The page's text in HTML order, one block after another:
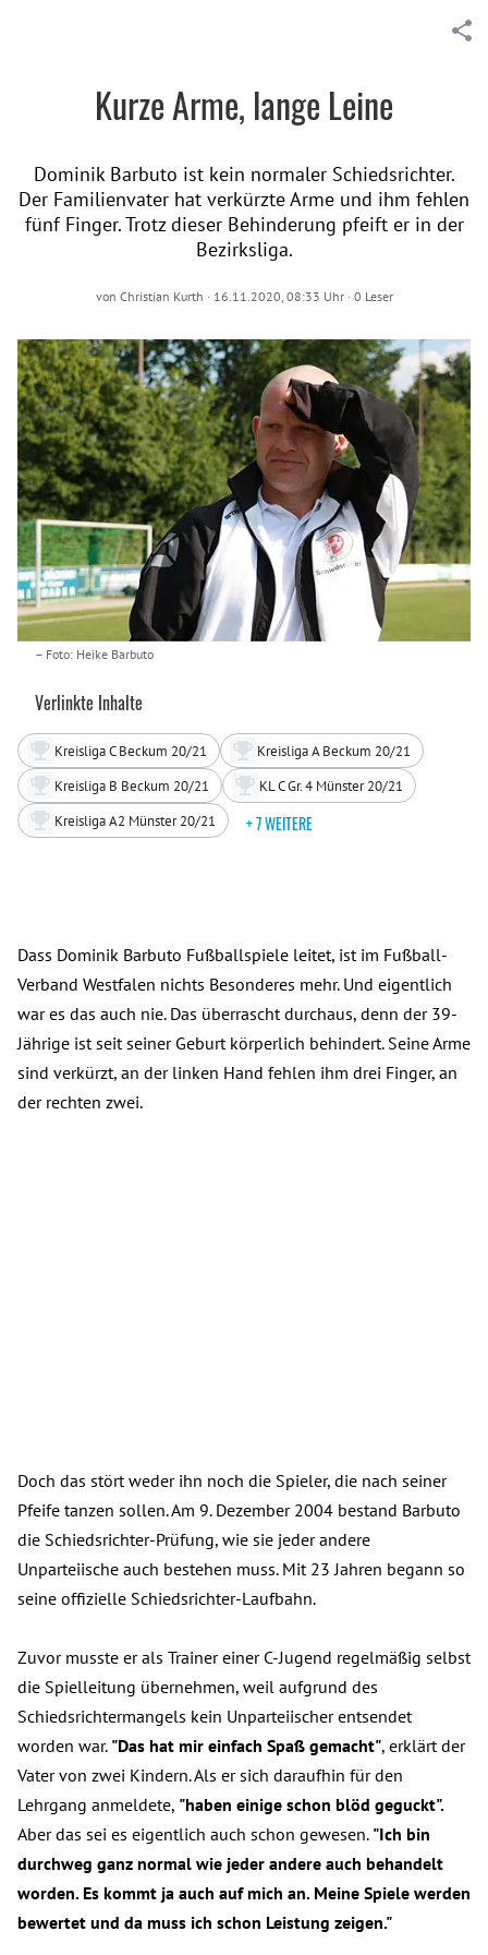
Kurze Arme, lange Leine
Dominik Barbuto ist kein normaler Schiedsrichter.
Der Familienvater hat verkürzte Arme und ihm fehlen
fünf Finger. Trotz dieser Behinderung pfeift er in der
Bezirksliga.
von Christian Kurth · 16.11.2020, 08:33 Uhr· 0 Leser
– Foto: Heike Barbuto
Verlinkte Inhalte
Kreisliga C Beckum 20/21
Kreisliga A Beckum 20/21
Kreisliga B Beckum 20/21
KL C Gr. 4 Münster 20/21
Kreisliga A2 Münster 20/21
+ 7 WEITERE
Dass Dominik Barbuto Fußballspiele leitet, ist im Fußball-
Verband Westfalen nichts Besonderes mehr. Und eigentlich
war es das auch nie. Das überrascht durchaus, denn der 39-
Jährige ist seit seiner Geburt körperlich behindert. Seine Arme
sind verkürzt, an der linken Hand fehlen ihm drei Finger, an
der rechten zwei.
Doch das stört weder ihn noch die Spieler, die nach seiner
Pfeife tanzen sollen. Am 9. Dezember 2004 bestand Barbuto
die Schiedsrichter-Prüfung, wie sie jeder andere
Unparteiische auch bestehen muss. Mit 23 Jahren begann so
seine offizielle Schiedsrichter-Laufbahn.
Zuvor musste er als Trainer einer C-Jugend regelmäßig selbst
die Spielleitung übernehmen, weil aufgrund des
Schiedsrichtermangels kein Unparteiischer entsendet
worden war. "Das hat mir einfach Spaß gemacht", erklärt der
Vater von zwei Kindern. Als er sich daraufhin für den
Lehrgang anmeldete, "haben einige schon blöd geguckt".
Aber das sei es eigentlich auch schon gewesen. "Ich bin
durchweg ganz normal wie jeder andere auch behandelt
worden. Es kommt ja auch auf mich an. Meine Spiele werden
bewertet und da muss ich schon Leistung zeigen."